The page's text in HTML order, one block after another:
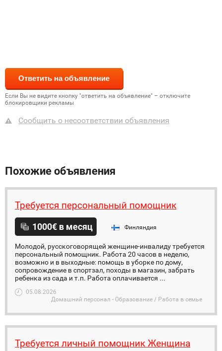
Если Вы не видите кнопку "ответить на объявление" – отключите
блокировщики рекламы
Сообщить о несоответствии объявления
Похожие объявления
Требуется персональный помощник
1000€ в месяц Финляндия
Молодой, русскоговорящей женщине-инвалиду требуется
персональный помощник. Работа 20 часов в неделю,
возможно и в выходные: помощь в уборке по дому,
сопровождение в спортзал, походы в магазин, забрать
ребенка из сада и т.п. Работа оплачивается ...
05.08.2026
Домашний персонал - Образование / Работа в семье
Требуется личный помощник Женщина